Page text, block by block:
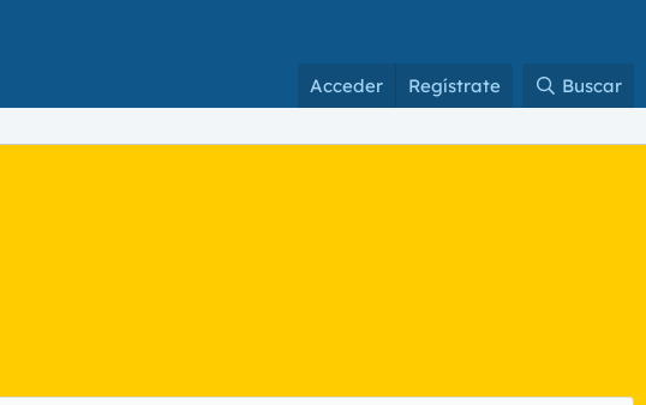
Acceder Regístrate Buscar